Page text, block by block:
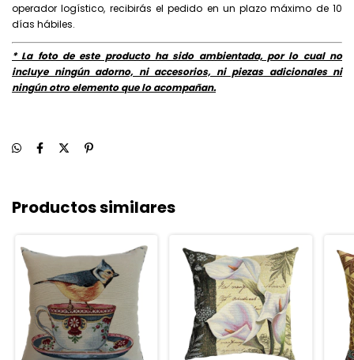
operador logístico, recibirás el pedido en un plazo máximo de 10
días hábiles.
* La foto de este producto ha sido ambientada, por lo cual no
incluye ningún adorno, ni accesorios, ni piezas adicionales ni
ningún otro elemento que lo acompañan.
Productos similares